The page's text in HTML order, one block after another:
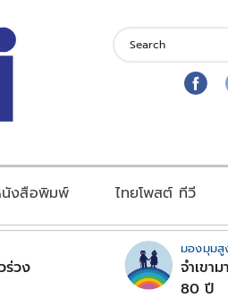
งสือพิมพ์ ไทยโพสต์ ทีวี
ร่วง
มองมุมสู
จำเขา
80 ปี